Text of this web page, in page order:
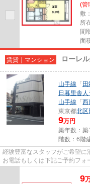
(管
敷
所
間
面
賃貸｜マンション ローレ
山手線 「
日暮里舎
山手線 「 西
東京都北区
9万円
築年数：築
階数：6階
経験豊富なスタッフがご希望に
お電話もしくは下記ご予約フォ
9